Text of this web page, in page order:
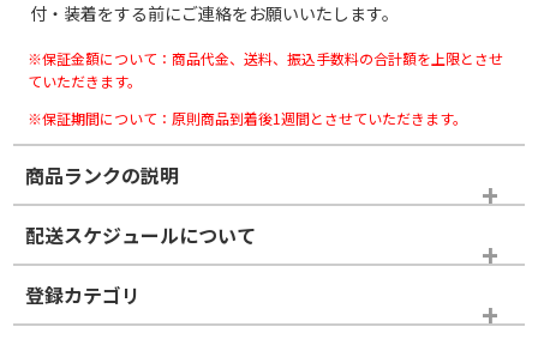
付・装着をする前にご連絡をお願いいたします。
※保証金額について：商品代金、送料、振込手数料の合計額を上限とさせ
ていただきます。
※保証期間について：原則商品到着後1週間とさせていただきます。
商品ランクの説明
※商品ランクは出品者の主観により判断しておりますので、あら
かじめご了承ください。
ホイールランク
配送スケジュールについて
登録カテゴリ
タイヤのみ